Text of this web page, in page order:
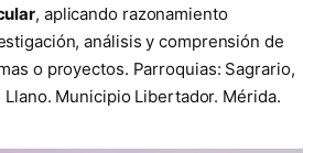
, aplicando razonamiento
análisis y comprensión de
o proyectos. Parroquias: Sagrario,
Llano. Municipio Libertador. Mérida.